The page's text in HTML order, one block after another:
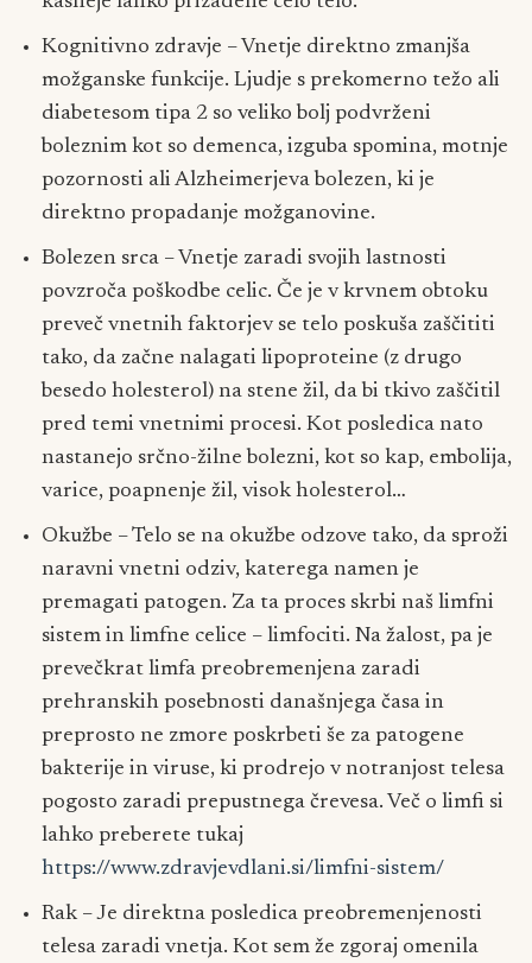
Kognitivno zdravje – Vnetje direktno zmanjša
možganske funkcije. Ljudje s prekomerno težo ali
diabetesom tipa 2 so veliko bolj podvrženi
boleznim kot so demenca, izguba spomina, motnje
pozornosti ali Alzheimerjeva bolezen, ki je
direktno propadanje možganovine.
Bolezen srca – Vnetje zaradi svojih lastnosti
povzroča poškodbe celic. Če je v krvnem obtoku
preveč vnetnih faktorjev se telo poskuša zaščititi
tako, da začne nalagati lipoproteine (z drugo
besedo holesterol) na stene žil, da bi tkivo zaščitil
pred temi vnetnimi procesi. Kot posledica nato
nastanejo srčno-žilne bolezni, kot so kap, embolija,
varice, poapnenje žil, visok holesterol…
Okužbe – Telo se na okužbe odzove tako, da sproži
naravni vnetni odziv, katerega namen je
premagati patogen. Za ta proces skrbi naš limfni
sistem in limfne celice – limfociti. Na žalost, pa je
prevečkrat limfa preobremenjena zaradi
prehranskih posebnosti današnjega časa in
preprosto ne zmore poskrbeti še za patogene
bakterije in viruse, ki prodrejo v notranjost telesa
pogosto zaradi prepustnega črevesa. Več o limfi si
lahko preberete tukaj
https://www.zdravjevdlani.si/limfni-sistem/
Rak – Je direktna posledica preobremenjenosti
telesa zaradi vnetja. Kot sem že zgoraj omenila